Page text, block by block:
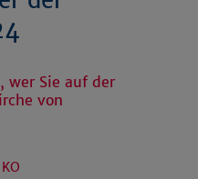
wer Sie auf der
von